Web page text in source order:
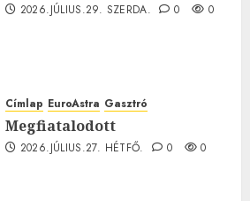
2026.JÚLIUS.29. SZERDA. 0 0
Címlap EuroAstra Gasztró
Megfiatalodott
2026.JÚLIUS.27. HÉTFŐ. 0 0